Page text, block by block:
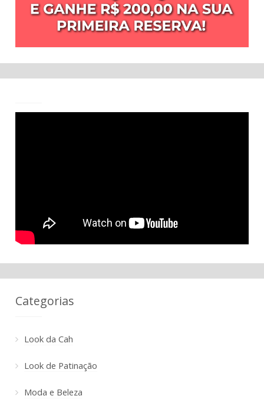
Categorias
Look da Cah
Look de Patinação
Moda e Beleza